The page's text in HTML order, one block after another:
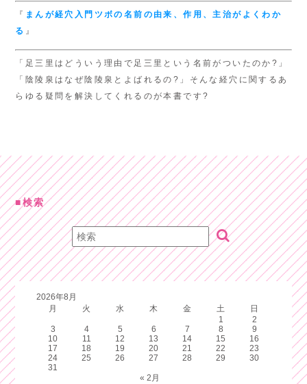
『 まんが経穴入門 ツボの名前の由来、作用、主治がよくわか
る 』
「足三里はどういう理由で足三里という名前がついたのか?」
「陰陵泉はなぜ陰陵泉とよばれるの?」そんな経穴に関するあ
らゆる疑問を解決してくれるのが本書です?
検索
2026年8月
月
火 水 木 金 土
日
1
2
3
4 5 6 7 8
9
10
11 12 13 14 15
16
17
18 19 20 21 22
23
24
25 26 27 28 29
30
31
« 2月